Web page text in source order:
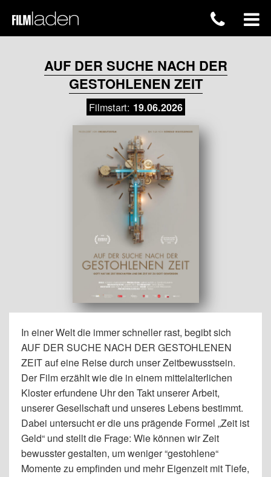
AUF DER SUCHE NACH DER
GESTOHLENEN ZEIT
Filmstart: 19.06.2026
In einer Welt die immer schneller rast, begibt sich
AUF DER SUCHE NACH DER GESTOHLENEN
ZEIT auf eine Reise durch unser Zeitbewusstsein.
Der Film erzählt wie die in einem mittelalterlichen
Kloster erfundene Uhr den Takt unserer Arbeit,
unserer Gesellschaft und unseres Lebens bestimmt.
Dabei untersucht er die uns prägende Formel „Zeit ist
Geld“ und stellt die Frage: Wie können wir Zeit
bewusster gestalten, um weniger “gestohlene“
Momente zu empfinden und mehr Eigenzeit mit Tiefe,